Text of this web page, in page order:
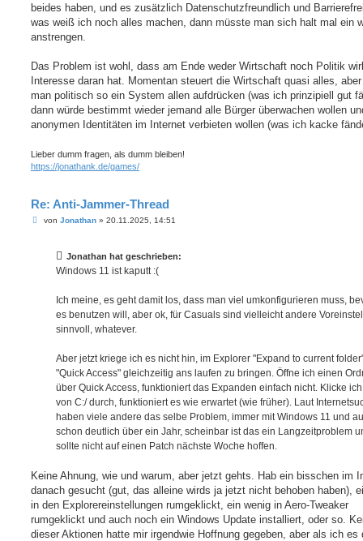
beides haben, und es zusätzlich Datenschutzfreundlich und
was weiß ich noch alles machen, dann müsste man sich halt mal ein
anstrengen.
Das Problem ist wohl, dass am Ende weder Wirtschaft noch Politik
Interesse daran hat. Momentan steuert die Wirtschaft quasi alles, aber
man politisch so ein System allen aufdrücken (was ich prinzipiell gut
dann würde bestimmt wieder jemand alle Bürger überwachen wollen
anonymen Identitäten im Internet verbieten wollen (was ich kacke
Lieber dumm fragen, als dumm bleiben!
https://jonathank.de/games/
Re: Anti-Jammer-Thread
Bvon Jonathan» 20.11.2025, 14:51
Jonathan hat geschrieben:
Windows 11 ist kaputt :(
Ich meine, es geht damit los, dass man viel umkonfigurieren muss,
es benutzen will, aber ok, für Casuals sind vielleicht andere
sinnvoll, whatever.
Aber jetzt kriege ich es nicht hin, im Explorer "Expand to current
"Quick Access" gleichzeitig ans laufen zu bringen. Öffne ich einen
über Quick Access, funktioniert das Expanden einfach nicht. Klicke
von C:/ durch, funktioniert es wie erwartet (wie früher). Laut
haben viele andere das selbe Problem, immer mit Windows 11 und
schon deutlich über ein Jahr, scheinbar ist das ein Langzeitproblem
sollte nicht auf einen Patch nächste Woche hoffen.
Keine Ahnung, wie und warum, aber jetzt gehts. Hab ein bisschen im
danach gesucht (gut, das alleine wirds ja jetzt nicht behoben haben),
in den Explorereinstellungen rumgeklickt, ein wenig in Aero-Tweaker
rumgeklickt und auch noch ein Windows Update installiert, oder so.
dieser Aktionen hatte mir irgendwie Hoffnung gegeben, aber als ich es